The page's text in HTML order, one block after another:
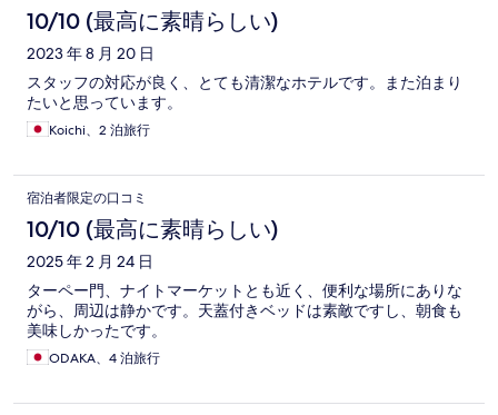
10/10 (最高に素晴らしい)
2023 年 8 月 20 日
スタッフの対応が良く、とても清潔なホテルです。また泊まり
たいと思っています。
Koichi、2 泊旅行
宿泊者限定の口コミ
10/10 (最高に素晴らしい)
2025 年 2 月 24 日
ターペー門、ナイトマーケットとも近く、便利な場所にありな
がら、周辺は静かです。天蓋付きベッドは素敵ですし、朝食も
美味しかったです。
ODAKA、4 泊旅行